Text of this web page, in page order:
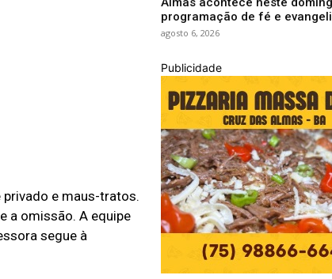
privado e maus-tratos.
a omissão. A equipe
segue à
programação de fé e
agosto 6, 2026
Publicidade